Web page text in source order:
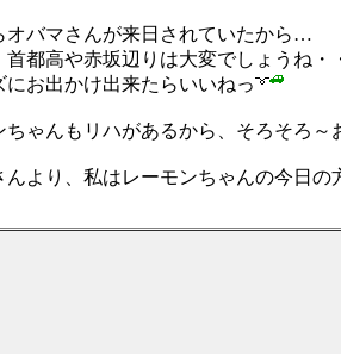
オバマさんが来日されていたから…
首都高や赤坂辺りは大変でしょうね・
にお出かけ出来たらいいねっ
ちゃんもリハがあるから、そろそろ～
んより、私はレーモンちゃんの今日の